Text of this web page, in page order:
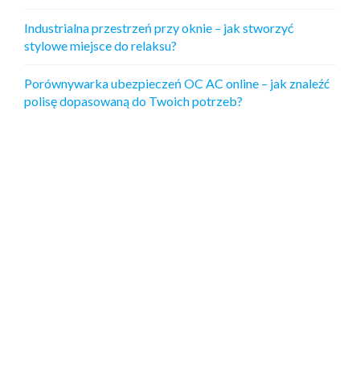
Industrialna przestrzeń przy oknie – jak stworzyć
stylowe miejsce do relaksu?
Porównywarka ubezpieczeń OC AC online – jak znaleźć
polisę dopasowaną do Twoich potrzeb?